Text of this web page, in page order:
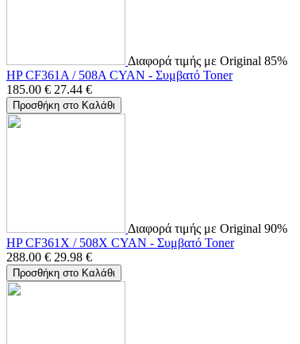
Διαφορά τιμής με Original 85%
HP CF361A / 508A CYAN - Συμβατό Toner
185.00 € 27.44 €
Προσθήκη στο Καλάθι
Διαφορά τιμής με Original 90%
HP CF361X / 508X CYAN - Συμβατό Toner
288.00 € 29.98 €
Προσθήκη στο Καλάθι